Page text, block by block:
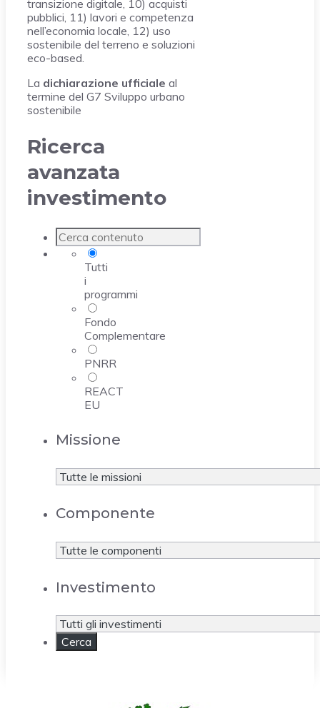
transizione digitale, 10) acquisti
pubblici, 11) lavori e competenza
nell’economia locale, 12) uso
sostenibile del terreno e soluzioni
eco-based.
La dichiarazione ufficiale al
termine del G7 Sviluppo urbano
sostenibile
Ricerca
avanzata
investimento
Tutti
i
programmi
Fondo
Complementare
PNRR
REACT
EU
Missione
Componente
Investimento